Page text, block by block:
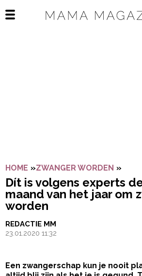
Open het mobiele menu
HOME »ZWANGER WORDEN »
Dít is volgens experts
maand van het jaar om
worden
REDACTIE MM
23.01.2020 11:32
Een zwangerschap kun je nooit